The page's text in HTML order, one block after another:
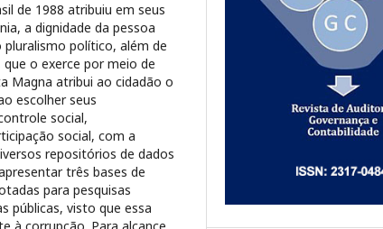
de 1988 atribuiu em seus
a dignidade da pessoa
pluralismo político, além de
o exerce por meio de
Magna atribui ao cidadão o
escolher seus
social,
social, com a
repositórios de dados
três bases de
para pesquisas
públicas, visto que essa